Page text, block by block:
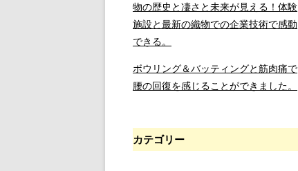
物の歴史と凄さと未来が見える！体験
施設と最新の織物での企業技術で感動
できる。
ボウリング＆バッティングと筋肉痛で
腰の回復を感じることができました。
カテゴリー